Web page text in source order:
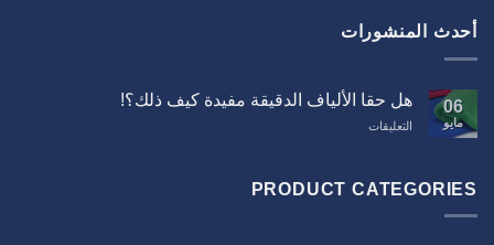
أحدث المنشورات
06
مايو
هل حقا الألياف الدقيقة مفيدة كيف ذلك؟!
التعليقاتعلى
الألياف
الدقيقة
PRODUCT CATEGORIES